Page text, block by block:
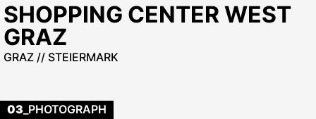
SHOPPING CENTER WEST
GRAZ
GRAZ // STEIERMARK
03 _PHOTOGRAPH